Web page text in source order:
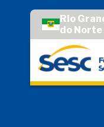
Rio
do Norte